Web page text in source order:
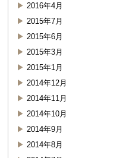
2016年4月
2015年7月
2015年6月
2015年3月
2015年1月
2014年12月
2014年11月
2014年10月
2014年9月
2014年8月